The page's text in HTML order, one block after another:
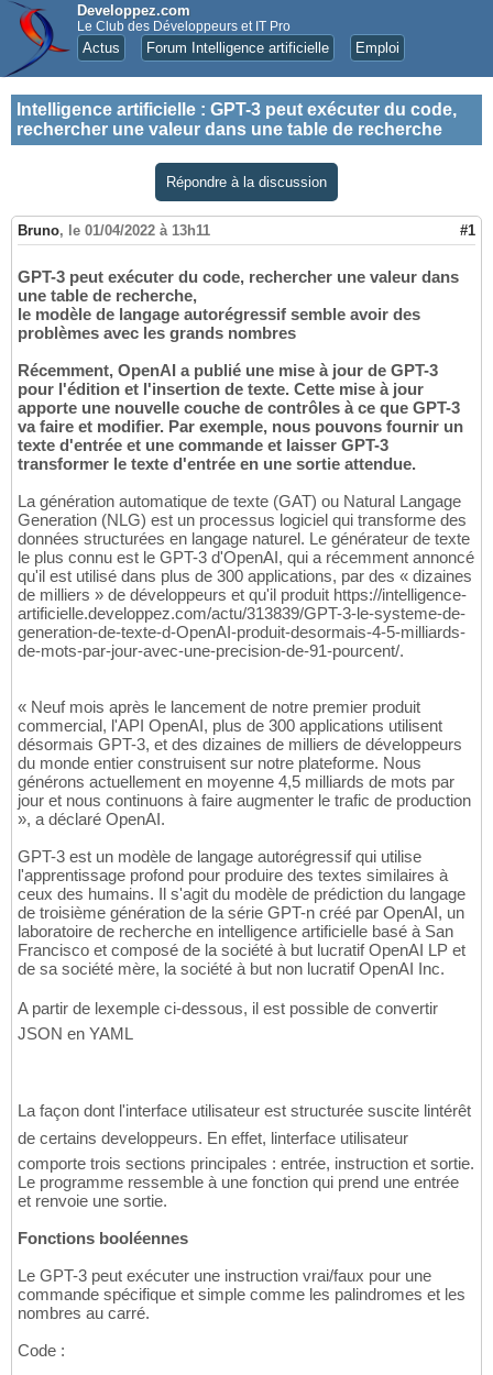
Developpez.com
Le Club des Développeurs et IT Pro
Actus Forum Intelligence artificielle Emploi
Intelligence artificielle : GPT-3 peut exécuter du code,
rechercher une valeur dans une table de recherche
Répondre à la discussion
Bruno, le 01/04/2022 à 13h11 #1
GPT-3 peut exécuter du code, rechercher une valeur dans
une table de recherche,
le modèle de langage autorégressif semble avoir des
problèmes avec les grands nombres
Récemment, OpenAI a publié une mise à jour de GPT-3
pour l'édition et l'insertion de texte. Cette mise à jour
apporte une nouvelle couche de contrôles à ce que GPT-3
va faire et modifier. Par exemple, nous pouvons fournir un
texte d'entrée et une commande et laisser GPT-3
transformer le texte d'entrée en une sortie attendue.
La génération automatique de texte (GAT) ou Natural Langage
Generation (NLG) est un processus logiciel qui transforme des
données structurées en langage naturel. Le générateur de texte
le plus connu est le GPT-3 d'OpenAI, qui a récemment annoncé
qu'il est utilisé dans plus de 300 applications, par des « dizaines
de milliers » de développeurs et qu'il produit https://intelligence-
artificielle.developpez.com/actu/313839/GPT-3-le-systeme-de-
generation-de-texte-d-OpenAI-produit-desormais-4-5-milliards-
de-mots-par-jour-avec-une-precision-de-91-pourcent/.
« Neuf mois après le lancement de notre premier produit
commercial, l'API OpenAI, plus de 300 applications utilisent
désormais GPT-3, et des dizaines de milliers de développeurs
du monde entier construisent sur notre plateforme. Nous
générons actuellement en moyenne 4,5 milliards de mots par
jour et nous continuons à faire augmenter le trafic de production
», a déclaré OpenAI.
GPT-3 est un modèle de langage autorégressif qui utilise
l'apprentissage profond pour produire des textes similaires à
ceux des humains. Il s'agit du modèle de prédiction du langage
de troisième génération de la série GPT-n créé par OpenAI, un
laboratoire de recherche en intelligence artificielle basé à San
Francisco et composé de la société à but lucratif OpenAI LP et
de sa société mère, la société à but non lucratif OpenAI Inc.
A partir de lexemple ci-dessous, il est possible de convertir
JSON en YAML
La façon dont l'interface utilisateur est structurée suscite lintérêt
de certains developpeurs. En effet, linterface utilisateur
comporte trois sections principales : entrée, instruction et sortie.
Le programme ressemble à une fonction qui prend une entrée
et renvoie une sortie.
Fonctions booléennes
Le GPT-3 peut exécuter une instruction vrai/faux pour une
commande spécifique et simple comme les palindromes et les
nombres au carré.
Code :